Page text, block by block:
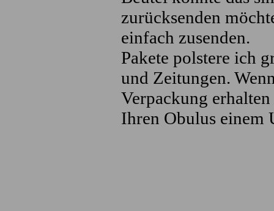
zurücksenden
einfach zusenden.
Pakete polstere ich
und Zeitungen.
Verpackung
Ihren Obulus einem